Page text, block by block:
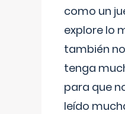
como un
explore lo
también
tenga
para que
leído